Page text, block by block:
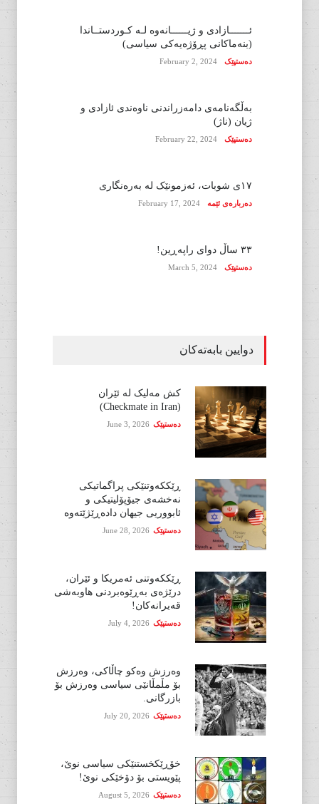
ئـــــــازادی و ژیــــــانەوە لـە کـوردستــاندا
(بنەماکانی پڕۆژەیەکی سیاسی)
دەستپێک February 2, 2024
بەڵگەنامەی دامەزراندنی ناوەندی ئازادی و
ژیان (ناژ)
دەستپێک February 22, 2024
١٧ی شوبات، ئەزمونێک لە بەرەنگاری
دەربارەی ئێمە February 17, 2024
٣٣ ساڵ دوای راپەڕین!
دەستپێک March 5, 2024
دوایین بابەتەکان
کش مەلیک لە ئێران
(Checkmate in Iran)
دەستپێک June 3, 2026
ڕێککەوتنێکی پراگماتیکی
نەخشەی جیۆپۆلیتیکی و
ئابووریی جیهان دادەڕێژێتەوە
دەستپێک June 28, 2026
ڕێککەوتنی ئەمریکا و ئێران،
درێژەی بەڕێوەبردنی هاوبەشی
قەیرانەکان!
دەستپێک July 4, 2026
وەرزش وەکو چاڵاکی، وەرزش
بۆ مڵمڵانێی سیاسی وەرزش بۆ
بازرگانی.
دەستپێک July 20, 2026
خۆڕێکخستنێکی سیاسی نوێ،
پێویستی بۆ دۆخێکی نوێ!
دەستپێک August 5, 2026